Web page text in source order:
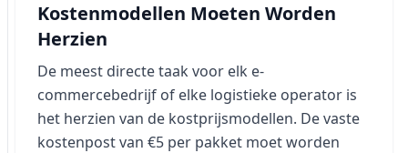
Kostenmodellen Moeten Worden
Herzien
De meest directe taak voor elk e-
commercebedrijf of elke logistieke operator is
het herzien van de kostprijsmodellen. De vaste
kostenpost van €5 per pakket moet worden